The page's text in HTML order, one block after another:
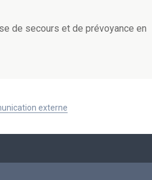
de secours et de prévoyance en
externe